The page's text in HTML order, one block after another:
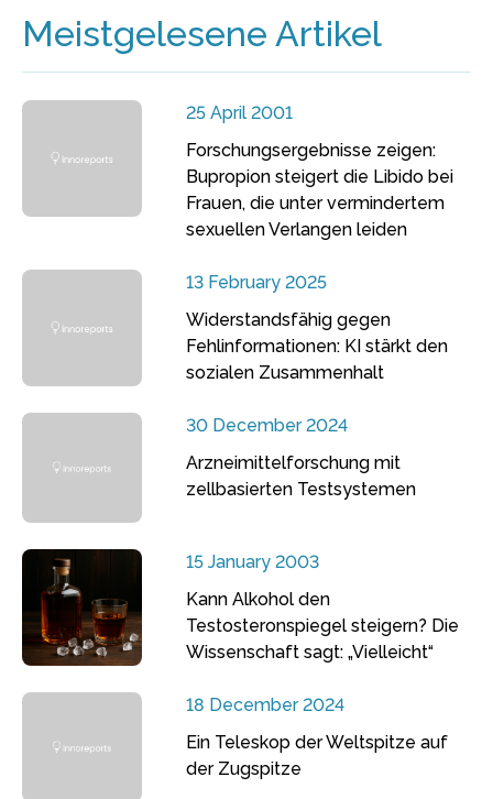
Meistgelesene Artikel
25 April 2001
Forschungsergebnisse zeigen:
Bupropion steigert die Libido bei
Frauen, die unter vermindertem
sexuellen Verlangen leiden
13 February 2025
Widerstandsfähig gegen
Fehlinformationen: KI stärkt den
sozialen Zusammenhalt
30 December 2024
Arzneimittelforschung mit
zellbasierten Testsystemen
15 January 2003
Kann Alkohol den
Testosteronspiegel steigern? Die
Wissenschaft sagt: „Vielleicht“
18 December 2024
Ein Teleskop der Weltspitze auf
der Zugspitze